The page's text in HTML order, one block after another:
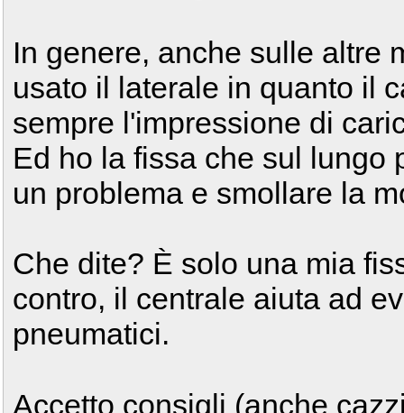
In genere, anche sulle altre
usato il laterale in quanto il
sempre l'impressione di
Ed ho la fissa che sul lungo
un problema e smollare la
Che dite? È solo una mia
contro, il centrale aiuta ad
pneumatici.
Accetto consigli (anche